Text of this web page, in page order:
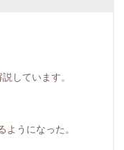
説しています。
うになった。